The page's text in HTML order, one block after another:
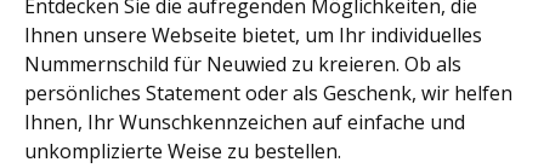
Entdecken Sie die aufregenden Möglichkeiten, die
Ihnen unsere Webseite bietet, um Ihr individuelles
Nummernschild für Neuwied zu kreieren. Ob als
persönliches Statement oder als Geschenk, wir helfen
Ihnen, Ihr Wunschkennzeichen auf einfache und
unkomplizierte Weise zu bestellen.